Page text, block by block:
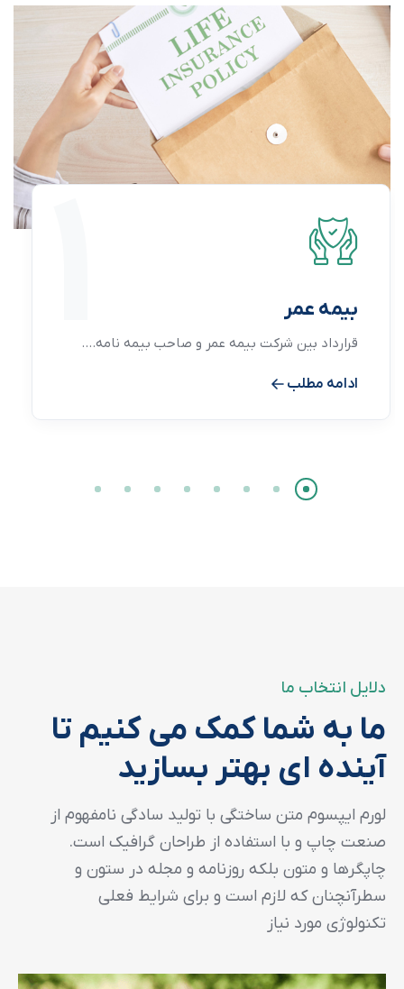
1 بیمه عمر
قرارداد بین شرکت بیمه عمر و صاحب بیمه نامه.…
ادامه مطلب
دلایل انتخاب ما
ما به شما کمک می کنیم تا
آینده ای بهتر بسازید
لورم ایپسوم متن ساختگی با تولید سادگی نامفهوم از
صنعت چاپ و با استفاده از طراحان گرافیک است.
چاپگرها و متون بلکه روزنامه و مجله در ستون و
سطرآنچنان که لازم است و برای شرایط فعلی
تکنولوژی مورد نیاز